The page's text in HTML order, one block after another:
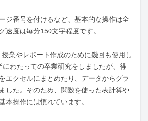
ジ番号を付けるなど、基本的な操作は全
速度は毎分150文字程度です。
業やレポート作成のために幾回も使用し
にわたっての卒業研究をしましたが、得
エクセルにまとめたり、データからグラ
した。そのため、関数を使った表計算や
本操作には慣れています。